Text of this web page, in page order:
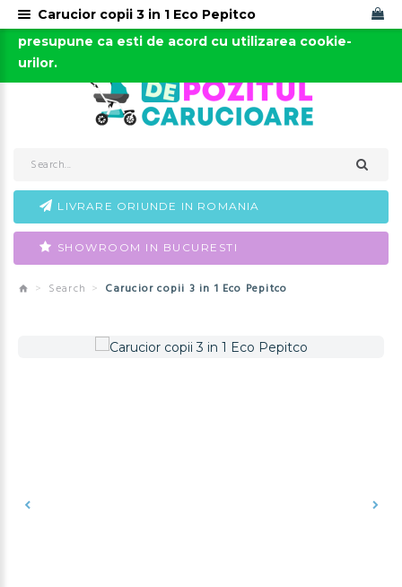
0723-666-005 / 0743-666-006
LIVRARE ORIUNDE IN ROMANIA
SHOWROOM IN BUCURESTI
Search Carucior copii 3 in 1 Eco Pepitco
Acest site foloseste cookies. Continuarea navigarii
presupune ca esti de acord cu utilizarea cookie-
urilor.
Carucior copii 3 in 1 Eco Pepitco